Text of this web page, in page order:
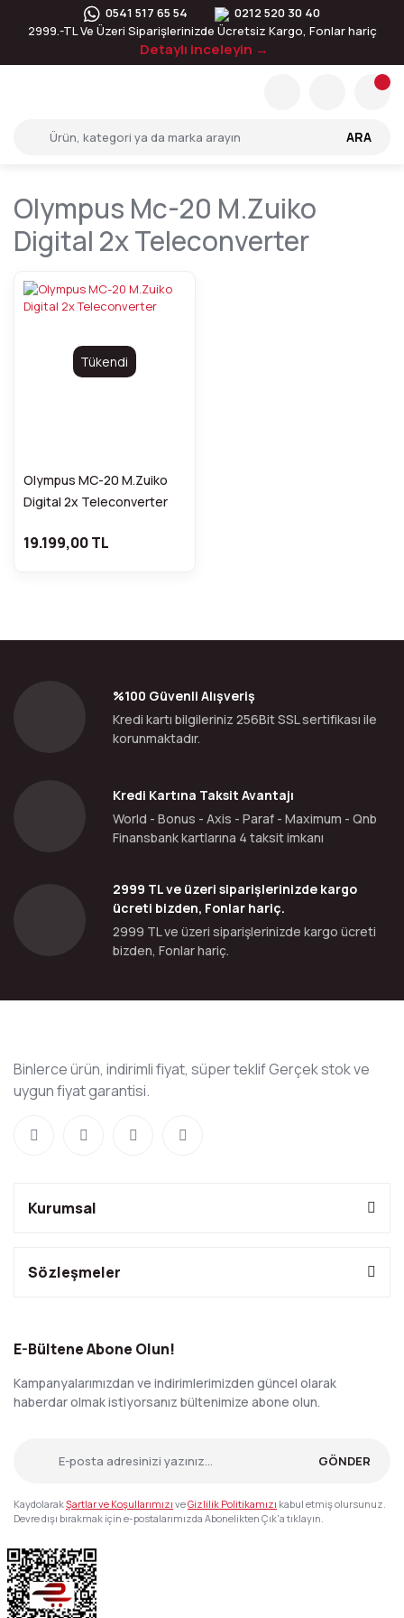
0541 517 65 54
0212 520 30 40
2999.-TL Ve Üzeri Siparişlerinizde Ücretsiz Kargo, Fonlar hariç
Detaylı inceleyin →
ARA
Olympus Mc-20 M.zuiko
Digital 2x Teleconverter
Tükendi
Olympus MC-20 M.Zuiko
Digital 2x Teleconverter
19.199,00 TL
%100 Güvenli Alışveriş
Kredi kartı bilgileriniz 256Bit SSL sertifikası ile
korunmaktadır.
Kredi Kartına Taksit Avantajı
World - Bonus - Axis - Paraf - Maximum - Qnb
Finansbank kartlarına 4 taksit imkanı
2999 TL ve üzeri siparişlerinizde kargo
ücreti bizden, Fonlar hariç.
2999 TL ve üzeri siparişlerinizde kargo ücreti
bizden, Fonlar hariç.
Binlerce ürün, indirimli fiyat, süper teklif Gerçek stok ve
uygun fiyat garantisi.
Kurumsal
Sözleşmeler
E-Bültene Abone Olun!
Kampanyalarımızdan ve indirimlerimizden güncel olarak
haberdar olmak istiyorsanız bültenimize abone olun.
GÖNDER
KaydolarakŞartlar ve Koşullarımızı veGizlilik Politikamızı kabul etmiş olursunuz.
Devre dışı bırakmak için e-postalarımızda Abonelikten Çık'a tıklayın.